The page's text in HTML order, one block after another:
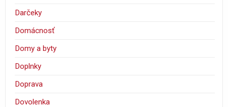
Darčeky
Domácnosť
Domy a byty
Doplnky
Doprava
Dovolenka